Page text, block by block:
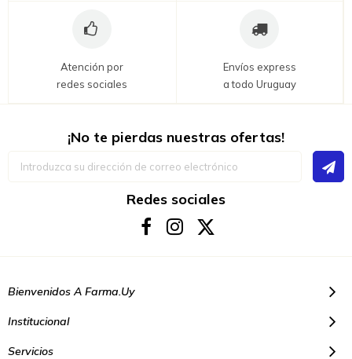
Atención por
redes sociales
Envíos express
a todo Uruguay
¡No te pierdas nuestras ofertas!
Redes sociales
Bienvenidos A Farma.uy
Institucional
Servicios